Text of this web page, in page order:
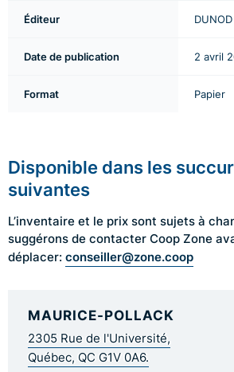
Éditeur DUNOD
Date de publication 2 avril
Format Papier
Disponible dans les
suivantes
L’inventaire et le prix sont sujets à
suggérons de contacter Coop Zone
déplacer: conseiller@zone.coop
MAURICE-POLLACK
2305 Rue de l'Université,
Québec, QC G1V 0A6.